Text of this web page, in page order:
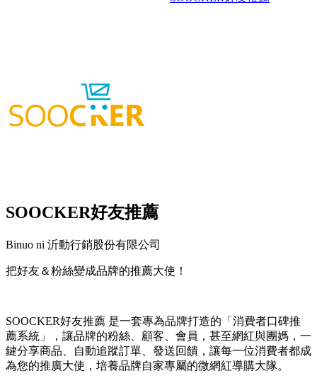
SOOCKER好友推薦
Binuo ni 沂動行銷股份有限公司
把好友＆粉絲變成品牌的推薦大使！
SOOCKER好友推薦 是一套專為品牌打造的「消費者口碑推
薦系統」，讓品牌的粉絲、顧客、會員，甚至網紅與團媽，一
鍵分享商品、自動追蹤訂單、發送回饋，讓每一位消費者都成
為您的推廣大使，培養品牌自家專屬的微網紅導購大隊。